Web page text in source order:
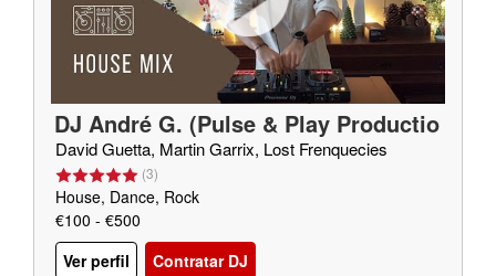
DJ André G. (Pulse & Play Productio
ns)
David Guetta, Martin Garrix, Lost Frenquecies
(3)
House, Dance, Rock
€100 - €500
Ver perfil
Contratar DJ